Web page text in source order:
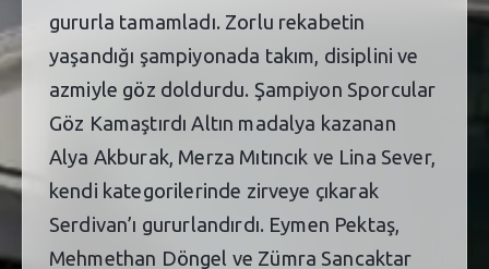
gururla tamamladı. Zorlu rekabetin
yaşandığı şampiyonada takım, disiplini ve
azmiyle göz doldurdu. Şampiyon Sporcular
Göz Kamaştırdı Altın madalya kazanan
Alya Akburak, Merza Mıtıncık ve Lina Sever,
kendi kategorilerinde zirveye çıkarak
Serdivan’ı gururlandırdı. Eymen Pektaş,
Mehmethan Döngel ve Zümra Sancaktar